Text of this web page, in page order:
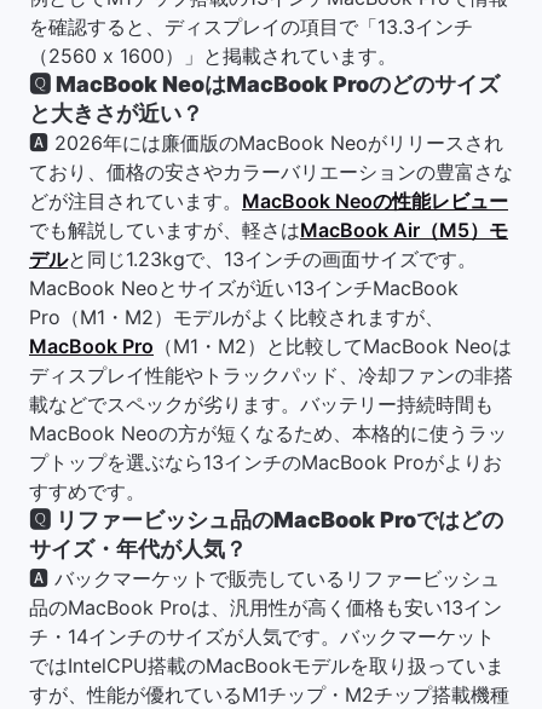
を確認すると、ディスプレイの項目で「13.3インチ
（2560 x 1600）」と掲載されています。
🆀 MacBook NeoはMacBook Proのどのサイズ
と大きさが近い？
🅰 2026年には廉価版のMacBook Neoがリリースされ
ており、価格の安さやカラーバリエーションの豊富さな
どが注目されています。 MacBook Neoの性能レビュー
でも解説していますが、軽さはMacBook Air（M5）モ
デルと同じ1.23kgで、13インチの画面サイズです。
MacBook Neoとサイズが近い13インチMacBook
Pro（M1・M2）モデルがよく比較されますが、
MacBook Pro （M1・M2）と比較してMacBook Neoは
ディスプレイ性能やトラックパッド、冷却ファンの非搭
載などでスペックが劣ります。バッテリー持続時間も
MacBook Neoの方が短くなるため、本格的に使うラッ
プトップを選ぶなら13インチのMacBook Proがよりお
すすめです。
🆀 リファービッシュ品のMacBook Proではどの
サイズ・年代が人気？
🅰 バックマーケットで販売しているリファービッシュ
品のMacBook Proは、汎用性が高く価格も安い13イン
チ・14インチのサイズが人気です。バックマーケット
ではIntelCPU搭載のMacBookモデルを取り扱っていま
すが、性能が優れているM1チップ・M2チップ搭載機種